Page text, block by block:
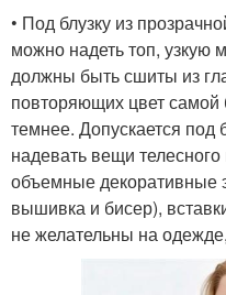
• Под блузку из
можно надеть топ, узкую
должны быть сшиты из
повторяющих цвет самой
темнее. Допускается под
надевать вещи
объемные декоративные
вышивка и бисер),
не желательны на